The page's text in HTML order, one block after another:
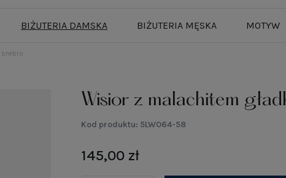
BIŻUTERIA DAMSKA BIŻUTERIA MĘSKA MOTYW
Wisior z malachitem
Kod produktu: 5LW064-58
145,00 zł